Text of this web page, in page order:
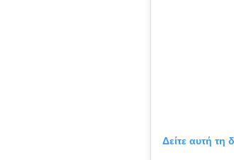
Δείτε αυτή τη